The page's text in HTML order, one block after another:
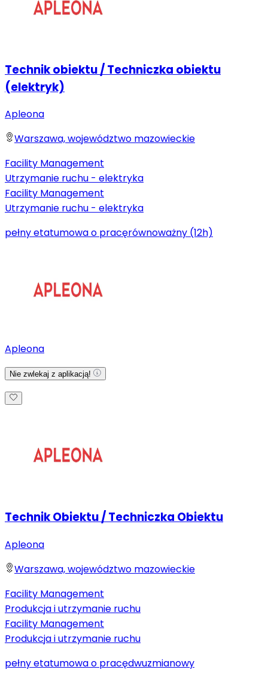
Technik obiektu / Techniczka obiektu
(elektryk)
Apleona
Warszawa, województwo mazowieckie
Facility Management
Utrzymanie ruchu - elektryka
Facility Management
Utrzymanie ruchu - elektryka
pełny etatumowa o pracęrównoważny (12h)
Apleona
Nie zwlekaj z aplikacją!
Technik Obiektu / Techniczka Obiektu
Apleona
Warszawa, województwo mazowieckie
Facility Management
Produkcja i utrzymanie ruchu
Facility Management
Produkcja i utrzymanie ruchu
pełny etatumowa o pracędwuzmianowy